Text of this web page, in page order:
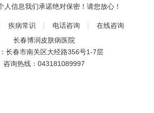
人信息我们承诺绝对保密！请您放心！
疾病常识 电话咨询
在线咨询
长春博润皮肤病医院
长春市南关区大经路356号1-7层
咨询热线： 043181089997